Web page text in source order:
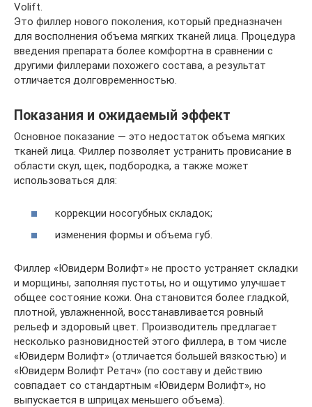
Volift.
Это филлер нового поколения, который предназначен
для восполнения объема мягких тканей лица. Процедура
введения препарата более комфортна в сравнении с
другими филлерами похожего состава, а результат
отличается долговременностью.
Показания и ожидаемый эффект
Основное показание — это недостаток объема мягких
тканей лица. Филлер позволяет устранить провисание в
области скул, щек, подбородка, а также может
использоваться для:
коррекции носогубных складок;
изменения формы и объема губ.
Филлер «Ювидерм Волифт» не просто устраняет складки
и морщины, заполняя пустоты, но и ощутимо улучшает
общее состояние кожи. Она становится более гладкой,
плотной, увлажненной, восстанавливается ровный
рельеф и здоровый цвет. Производитель предлагает
несколько разновидностей этого филлера, в том числе
«Ювидерм Волифт» (отличается большей вязкостью) и
«Ювидерм Волифт Ретач» (по составу и действию
совпадает со стандартным «Ювидерм Волифт», но
выпускается в шприцах меньшего объема).